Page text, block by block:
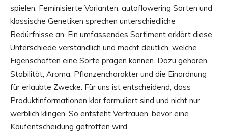
spielen. Feminisierte Varianten, autoflowering Sorten und
klassische Genetiken sprechen unterschiedliche
Bedürfnisse an. Ein umfassendes Sortiment erklärt diese
Unterschiede verständlich und macht deutlich, welche
Eigenschaften eine Sorte prägen können. Dazu gehören
Stabilität, Aroma, Pflanzencharakter und die Einordnung
für erlaubte Zwecke. Für uns ist entscheidend, dass
Produktinformationen klar formuliert sind und nicht nur
werblich klingen. So entsteht Vertrauen, bevor eine
Kaufentscheidung getroffen wird.